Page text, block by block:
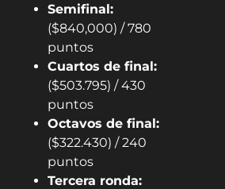
Semifinal:
($840,000) / 780
puntos
Cuartos de final:
($503.795) / 430
puntos
Octavos de final:
($322.430) / 240
puntos
Tercera ronda: